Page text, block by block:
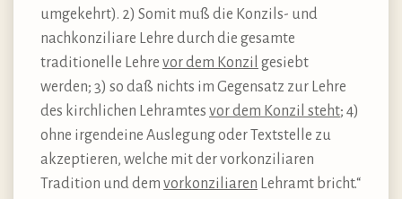
umgekehrt). 2) Somit muß die Konzils- und
nachkonziliare Lehre durch die gesamte
traditionelle Lehre vor dem Konzil gesiebt
werden; 3) so daß nichts im Gegensatz zur Lehre
des kirchlichen Lehramtes vor dem Konzil steht; 4)
ohne irgendeine Auslegung oder Textstelle zu
akzeptieren, welche mit der vorkonziliaren
Tradition und dem vorkonziliaren Lehramt bricht.“